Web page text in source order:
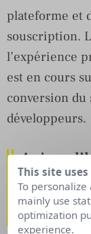
plateforme et
souscription.
l’expérience
est en cours
conversion du
développeurs.
«Content
stratégie
This site uses
To
mainly use
optimization
experience.